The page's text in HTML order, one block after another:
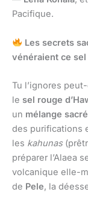
Pacifique.
Les secrets
vénéraient ce sel
Tu l’ignores
le sel rouge
un mélange sacré
des purifications
les kahunas
préparer l’Alaea
volcanique elle-
de Pele, la